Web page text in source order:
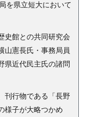
を県立短大において
史館との共同研究会
山憲長氏・事務局員
県近代民主氏の諸問
刊行物である「長野
様子が大略つかめ